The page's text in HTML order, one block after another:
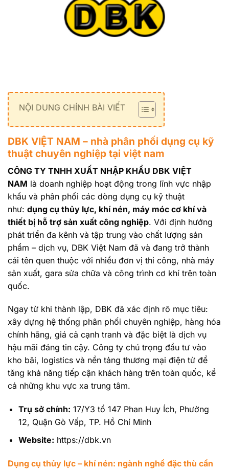
NỘI DUNG CHÍNH BÀI VIẾT
DBK VIỆT NAM – nhà phân phối dụng cụ kỹ
thuật chuyên nghiệp tại việt nam
CÔNG TY TNHH XUẤT NHẬP KHẨU DBK VIỆT
NAM là doanh nghiệp hoạt động trong lĩnh vực nhập
khẩu và phân phối các dòng dụng cụ kỹ thuật
như: dụng cụ thủy lực, khí nén, máy móc cơ khí và
thiết bị hỗ trợ sản xuất công nghiệp. Với định hướng
phát triển đa kênh và tập trung vào chất lượng sản
phẩm – dịch vụ, DBK Việt Nam đã và đang trở thành
cái tên quen thuộc với nhiều đơn vị thi công, nhà máy
sản xuất, gara sửa chữa và công trình cơ khí trên toàn
quốc.
Ngay từ khi thành lập, DBK đã xác định rõ mục tiêu:
xây dựng hệ thống phân phối chuyên nghiệp, hàng hóa
chính hãng, giá cả cạnh tranh và đặc biệt là dịch vụ
hậu mãi đáng tin cậy. Công ty chú trọng đầu tư vào
kho bãi, logistics và nền tảng thương mại điện tử để
tăng khả năng tiếp cận khách hàng trên toàn quốc, kể
cả những khu vực xa trung tâm.
Trụ sở chính: 17/Y3 tổ 147 Phan Huy Ích, Phường
12, Quận Gò Vấp, TP. Hồ Chí Minh
Website: https://dbk.vn
Dụng cụ thủy lực – khí nén: ngành nghề đặc thù cần